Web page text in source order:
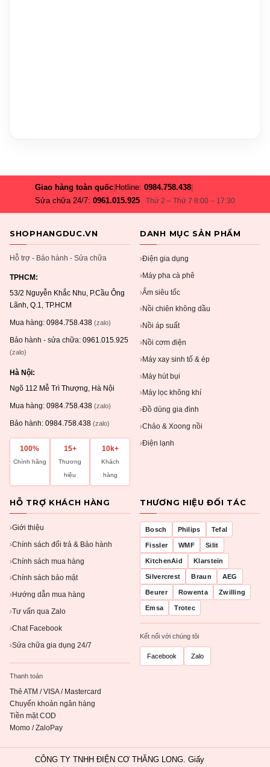
Giao hàng toàn quốc Hotline:0984.758.438
Sửa chữa 24/7:0961.015.925 Thứ 2 – Thứ 7 8:00 – 17:30
SHOPHANGDUC.VN
Hỗ trợ - Bảo hành - Sửa chữa
TPHCM:
53/2 Nguyễn Khắc Nhu, P.Cầu Ông
Lãnh, Q.1, TP.HCM
Mua hàng: 0984.758.438 (zalo)
Bảo hành - sửa chữa: 0961.015.925
(zalo)
Hà Nội:
Ngõ 112 Mễ Trì Thượng, Hà Nội
Mua hàng: 0984.758.438 (zalo)
Bảo hành: 0984.758.438 (zalo)
100%
Chính hãng
15+
Thương
hiệu
10k+
Khách
hàng
DANH MỤC SẢN PHẨM
›Điện gia dụng
›Máy pha cà phê
›Ấm siêu tốc
› Nồi chiên không dầu
› Nồi áp suất
› Nồi cơm điện
›Máy xay sinh tố & ép
›Máy hút bụi
› Máy lọc không khí
›Đồ dùng gia đình
›Chảo & Xoong nồi
›Điện lạnh
HỖ TRỢ KHÁCH HÀNG
›Giới thiệu
›Chính sách đổi trả & Bảo hành
›Chính sách mua hàng
›Chính sách bảo mật
› Hướng dẫn mua hàng
›Tư vấn qua Zalo
›Chat Facebook
›Sửa chữa gia dụng 24/7
Thanh toán
Thẻ ATM / VISA / Mastercard
Chuyển khoản ngân hàng
Tiền mặt COD
Momo / ZaloPay
THƯƠNG HIỆU ĐỐI TÁC
Bosch Philips Tefal
Fissler WMF Silit
KitchenAid Klarstein
Silvercrest Braun AEG
Beurer Rowenta Zwilling
Emsa Trotec
Kết nối với chúng tôi
Facebook Zalo
CÔNG TY TNHH ĐIỆN CƠ THĂNG LONG. Giấy